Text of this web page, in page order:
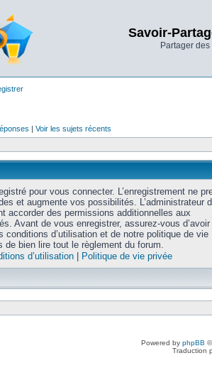
Savoir-
Partager
| Voir les sujets récents
pour vous connecter. L’enregistrement ne
et augmente vos possibilités. L’administrateur
accorder des permissions additionnelles aux
Avant de vous enregistrer, assurez-vous
conditions d’utilisation et de notre politique de vie
de bien lire tout le règlement du forum.
d’utilisation
Politique de vie privée
Powered by phpBB
Traduction